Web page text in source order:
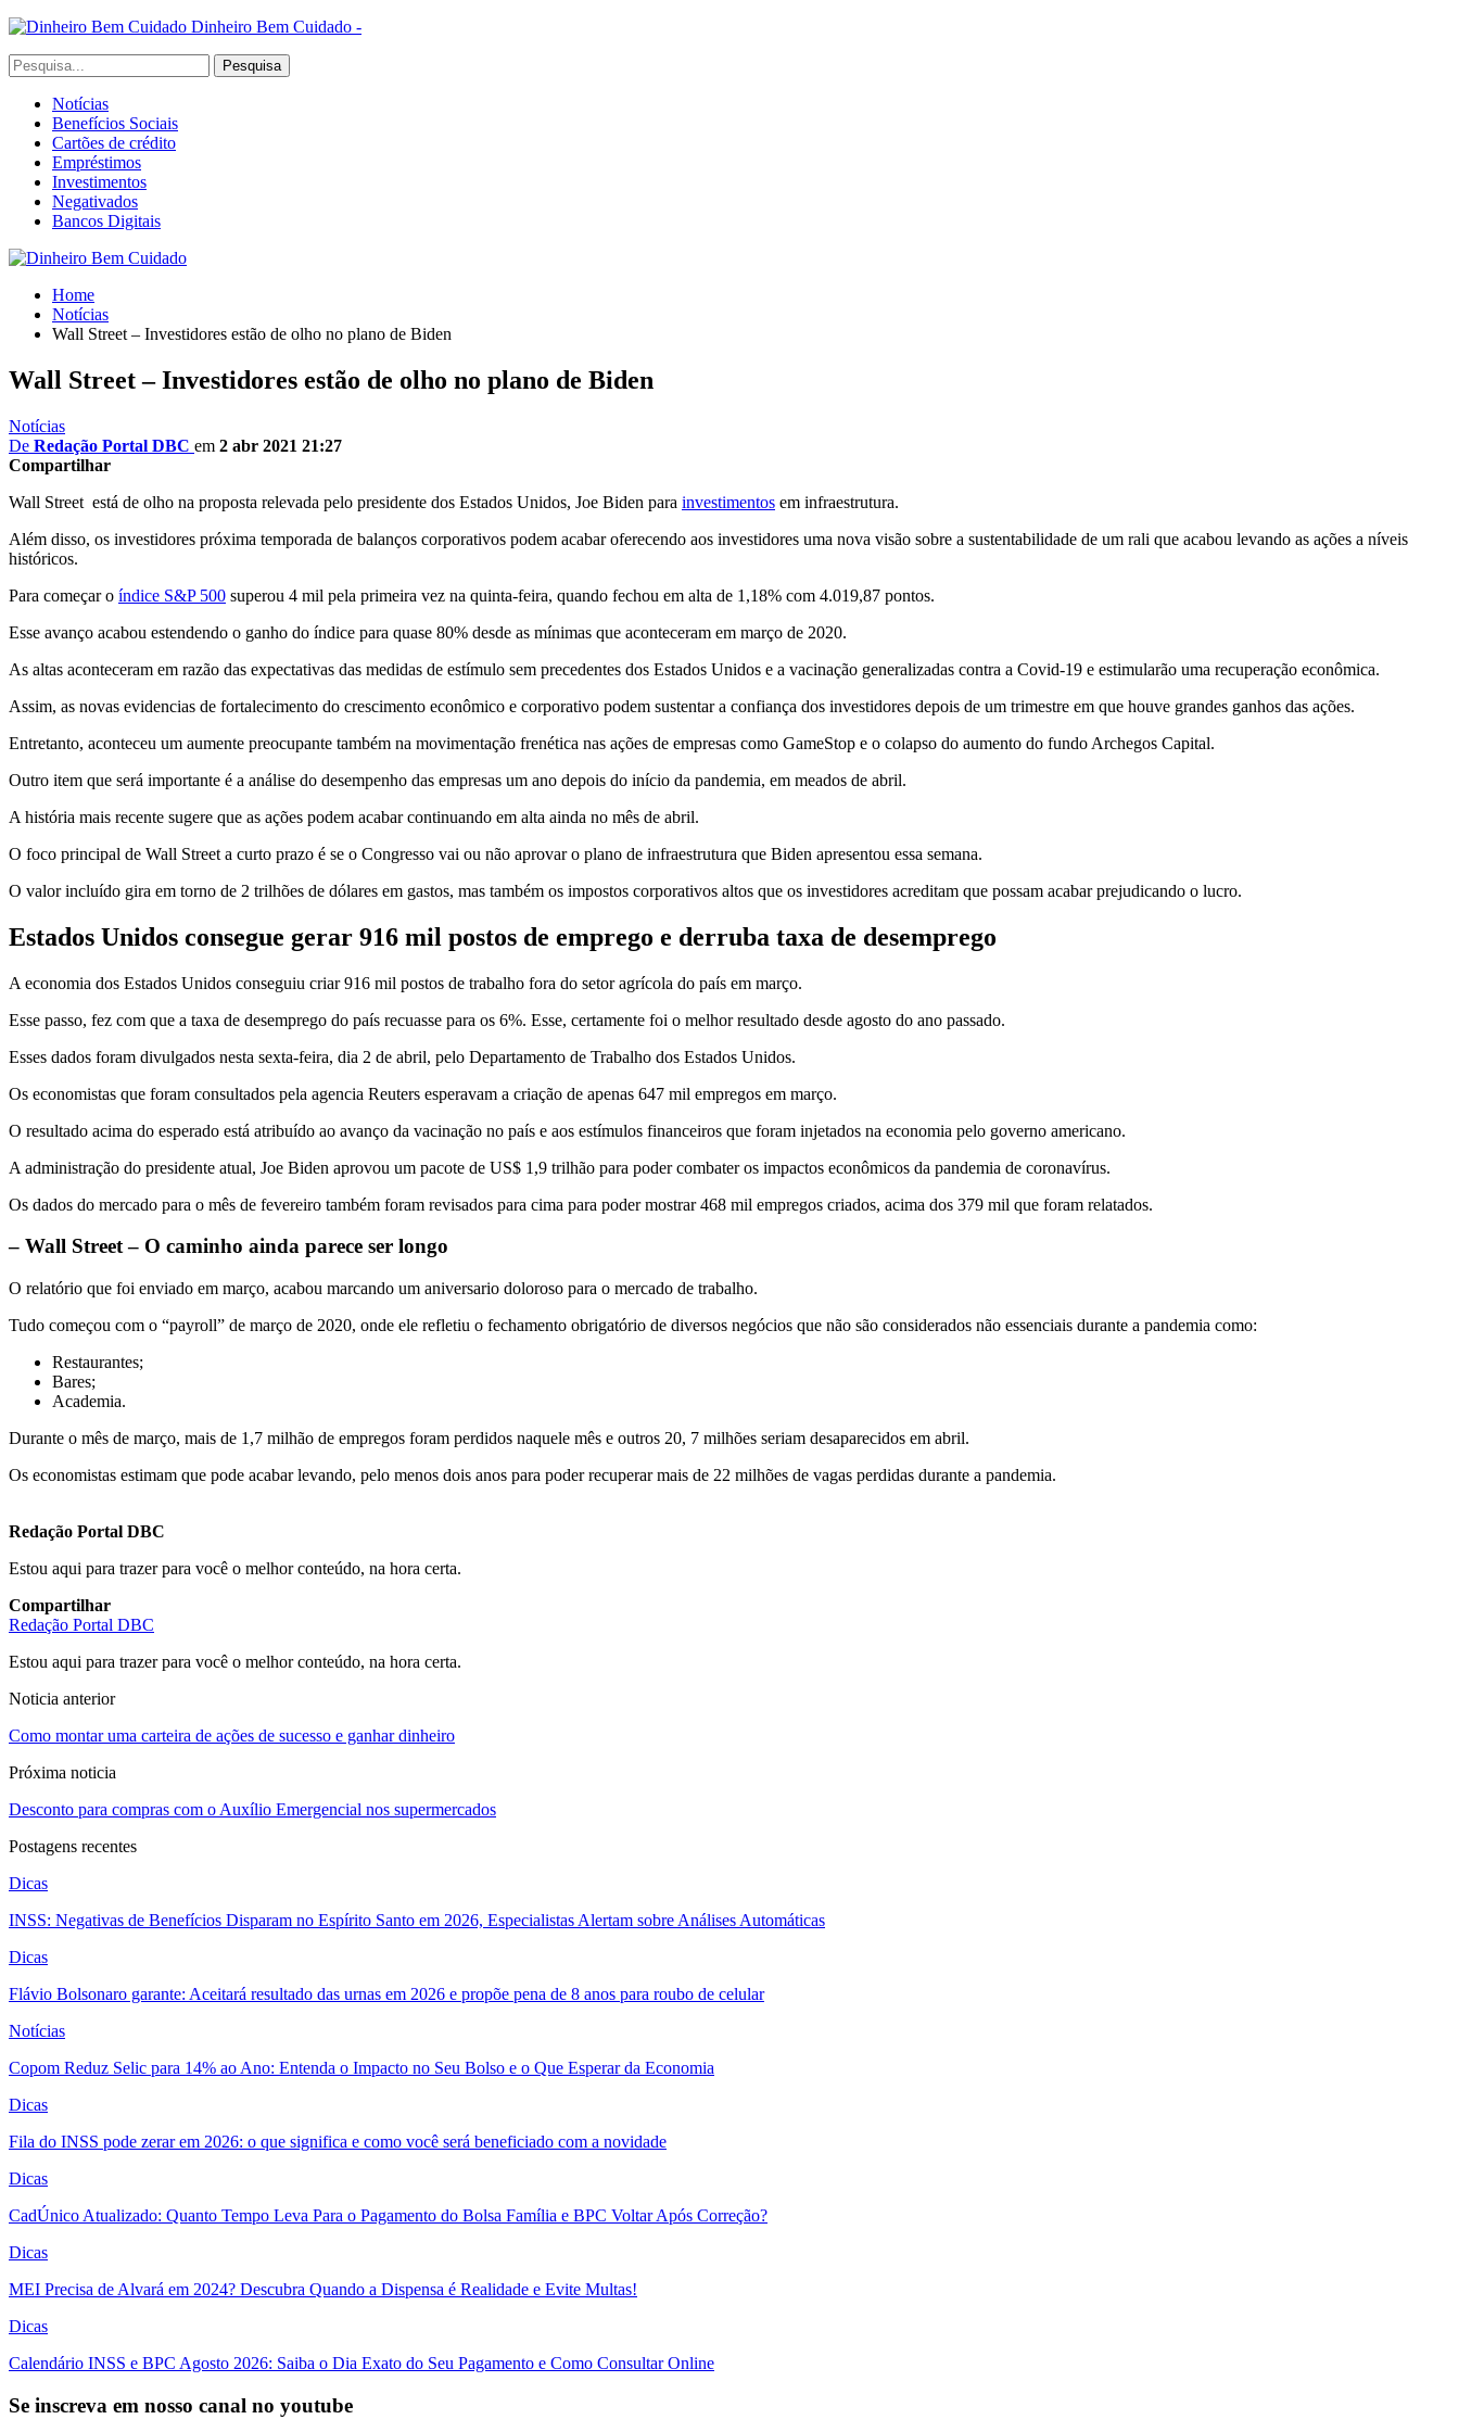
Dinheiro Bem Cuidado -
Notícias
Benefícios Sociais
Cartões de crédito
Empréstimos
Investimentos
Negativados
Bancos Digitais
Home
Notícias
Wall Street – Investidores estão de olho no plano de Biden
Wall Street – Investidores estão de olho no plano de Biden
Notícias
De Redação Portal DBC em 2 abr 2021 21:27
Compartilhar
Wall Street está de olho na proposta relevada pelo presidente dos Estados Unidos, Joe Biden para investimentos em infraestrutura.
Além disso, os investidores próxima temporada de balanços corporativos podem acabar oferecendo aos investidores uma nova visão sobre a sustentabilidade de um rali que acabou levando as ações a níveis
históricos.
Para começar o índice S&P 500 superou 4 mil pela primeira vez na quinta-feira, quando fechou em alta de 1,18% com 4.019,87 pontos.
Esse avanço acabou estendendo o ganho do índice para quase 80% desde as mínimas que aconteceram em março de 2020.
As altas aconteceram em razão das expectativas das medidas de estímulo sem precedentes dos Estados Unidos e a vacinação generalizadas contra a Covid-19 e estimularão uma recuperação econômica.
Assim, as novas evidencias de fortalecimento do crescimento econômico e corporativo podem sustentar a confiança dos investidores depois de um trimestre em que houve grandes ganhos das ações.
Entretanto, aconteceu um aumente preocupante também na movimentação frenética nas ações de empresas como GameStop e o colapso do aumento do fundo Archegos Capital.
Outro item que será importante é a análise do desempenho das empresas um ano depois do início da pandemia, em meados de abril.
A história mais recente sugere que as ações podem acabar continuando em alta ainda no mês de abril.
O foco principal de Wall Street a curto prazo é se o Congresso vai ou não aprovar o plano de infraestrutura que Biden apresentou essa semana.
O valor incluído gira em torno de 2 trilhões de dólares em gastos, mas também os impostos corporativos altos que os investidores acreditam que possam acabar prejudicando o lucro.
Estados Unidos consegue gerar 916 mil postos de emprego e derruba taxa de desemprego
A economia dos Estados Unidos conseguiu criar 916 mil postos de trabalho fora do setor agrícola do país em março.
Esse passo, fez com que a taxa de desemprego do país recuasse para os 6%. Esse, certamente foi o melhor resultado desde agosto do ano passado.
Esses dados foram divulgados nesta sexta-feira, dia 2 de abril, pelo Departamento de Trabalho dos Estados Unidos.
Os economistas que foram consultados pela agencia Reuters esperavam a criação de apenas 647 mil empregos em março.
O resultado acima do esperado está atribuído ao avanço da vacinação no país e aos estímulos financeiros que foram injetados na economia pelo governo americano.
A administração do presidente atual, Joe Biden aprovou um pacote de US$ 1,9 trilhão para poder combater os impactos econômicos da pandemia de coronavírus.
Os dados do mercado para o mês de fevereiro também foram revisados para cima para poder mostrar 468 mil empregos criados, acima dos 379 mil que foram relatados.
– Wall Street – O caminho ainda parece ser longo
O relatório que foi enviado em março, acabou marcando um aniversario doloroso para o mercado de trabalho.
Tudo começou com o “payroll” de março de 2020, onde ele refletiu o fechamento obrigatório de diversos negócios que não são considerados não essenciais durante a pandemia como:
Restaurantes;
Bares;
Academia.
Durante o mês de março, mais de 1,7 milhão de empregos foram perdidos naquele mês e outros 20, 7 milhões seriam desaparecidos em abril.
Os economistas estimam que pode acabar levando, pelo menos dois anos para poder recuperar mais de 22 milhões de vagas perdidas durante a pandemia.
Redação Portal DBC
Estou aqui para trazer para você o melhor conteúdo, na hora certa.
Compartilhar
Redação Portal DBC
Estou aqui para trazer para você o melhor conteúdo, na hora certa.
Noticia anterior
Como montar uma carteira de ações de sucesso e ganhar dinheiro
Próxima noticia
Desconto para compras com o Auxílio Emergencial nos supermercados
Postagens recentes
Dicas
INSS: Negativas de Benefícios Disparam no Espírito Santo em 2026, Especialistas Alertam sobre Análises Automáticas
Dicas
Flávio Bolsonaro garante: Aceitará resultado das urnas em 2026 e propõe pena de 8 anos para roubo de celular
Notícias
Copom Reduz Selic para 14% ao Ano: Entenda o Impacto no Seu Bolso e o Que Esperar da Economia
Dicas
Fila do INSS pode zerar em 2026: o que significa e como você será beneficiado com a novidade
Dicas
CadÚnico Atualizado: Quanto Tempo Leva Para o Pagamento do Bolsa Família e BPC Voltar Após Correção?
Dicas
MEI Precisa de Alvará em 2024? Descubra Quando a Dispensa é Realidade e Evite Multas!
Dicas
Calendário INSS e BPC Agosto 2026: Saiba o Dia Exato do Seu Pagamento e Como Consultar Online
Se inscreva em nosso canal no youtube